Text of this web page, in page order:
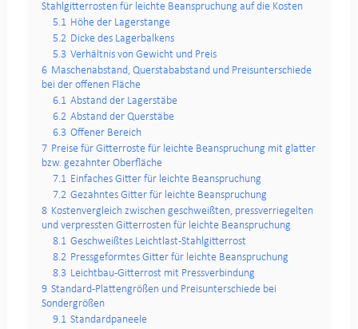
Stahlgitterrosten für leichte Beanspruchung auf die Kosten
5.1 Höhe der Lagerstange
5.2 Dicke des Lagerbalkens
5.3 Verhältnis von Gewicht und Preis
6 Maschenabstand, Querstababstand und Preisunterschiede
bei der offenen Fläche
6.1 Abstand der Lagerstäbe
6.2 Abstand der Querstäbe
6.3 Offener Bereich
7 Preise für Gitterroste für leichte Beanspruchung mit glatter
bzw. gezahnter Oberfläche
7.1 Einfaches Gitter für leichte Beanspruchung
7.2 Gezahntes Gitter für leichte Beanspruchung
8 Kostenvergleich zwischen geschweißten, pressverriegelten
und verpressten Gitterrosten für leichte Beanspruchung
8.1 Geschweißtes Leichtlast-Stahlgitterrost
8.2 Pressgeformtes Gitter für leichte Beanspruchung
8.3 Leichtbau-Gitterrost mit Pressverbindung
9 Standard-Plattengrößen und Preisunterschiede bei
Sondergrößen
9.1 Standardpaneele